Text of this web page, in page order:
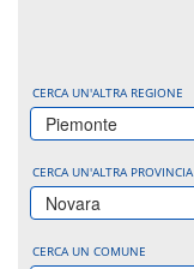
CERCA UN'ALTRA REGIONE
Piemonte
CERCA UN'ALTRA PROVINCIA
Novara
CERCA UN COMUNE